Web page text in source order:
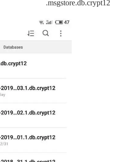
msgstore.db.crypt12.